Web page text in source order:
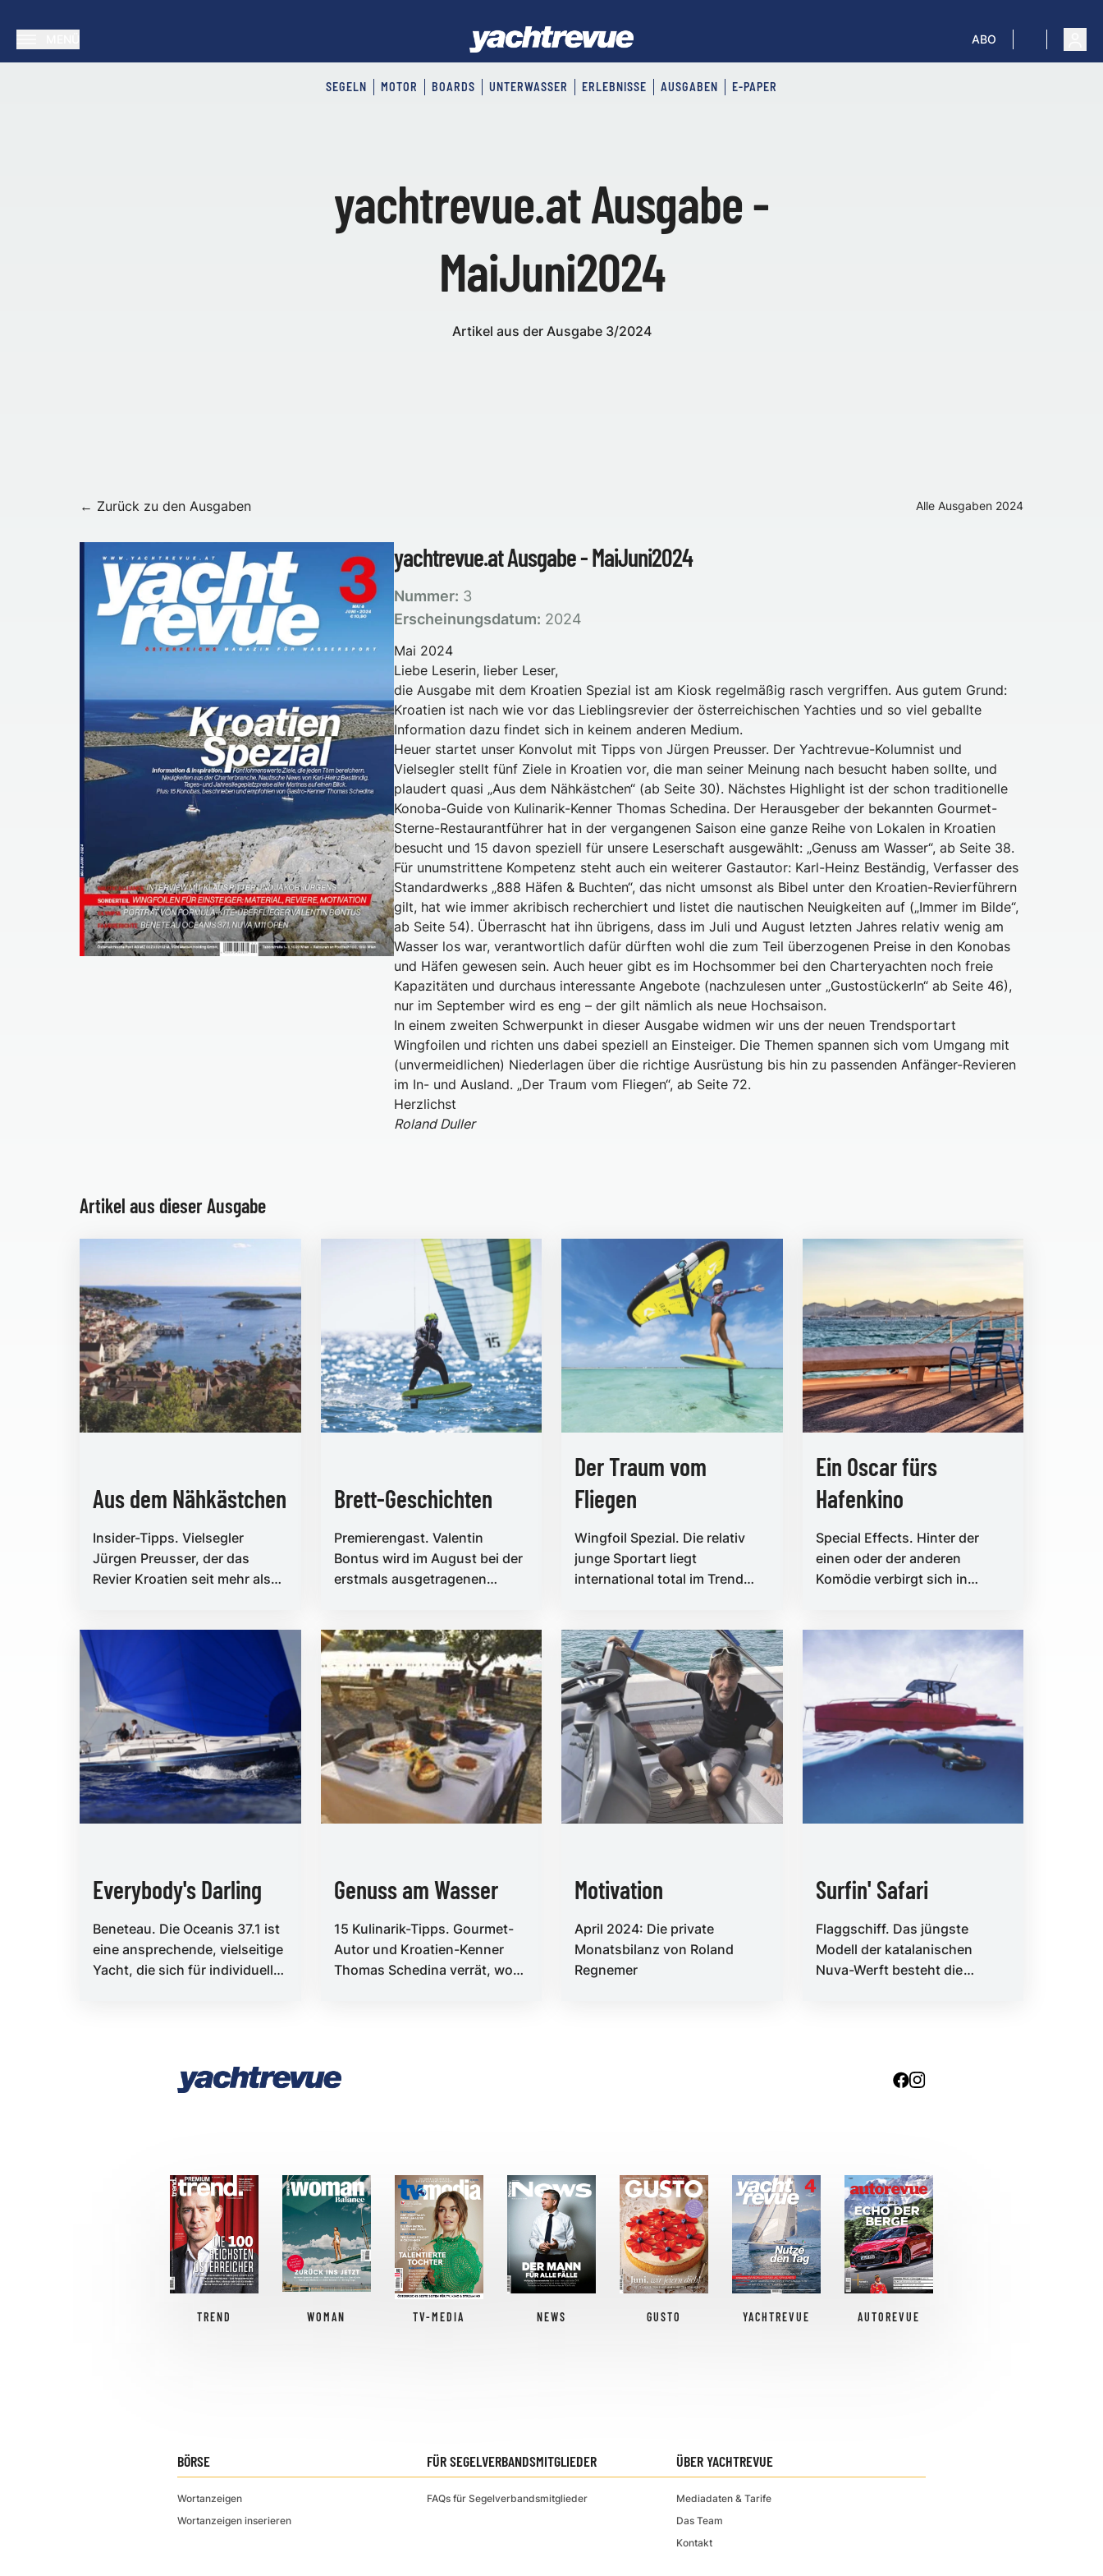
ABO
SEGELN MOTOR BOARDS UNTERWASSER ERLEBNISSE AUSGABEN E-PAPER
yachtrevue.at Ausgabe -
MaiJuni2024
Artikel aus der Ausgabe 3/2024
← Zurück zu den Ausgaben Alle Ausgaben 2024
yachtrevue.at Ausgabe - MaiJuni2024
Nummer: 3
Erscheinungsdatum: 2024
Mai 2024
Liebe Leserin, lieber Leser,
die Ausgabe mit dem Kroatien Spezial ist am Kiosk regelmäßig rasch vergriffen. Aus gutem Grund:
Kroatien ist nach wie vor das Lieblingsrevier der österreichischen Yachties und so viel geballte
Information dazu findet sich in keinem anderen Medium.
Heuer startet unser Konvolut mit Tipps von Jürgen Preusser. Der Yachtrevue-Kolumnist und
Vielsegler stellt fünf Ziele in Kroatien vor, die man seiner Meinung nach besucht haben sollte, und
plaudert quasi „Aus dem Nähkästchen“ (ab Seite 30). Nächstes Highlight ist der schon traditionelle
Konoba-Guide von Kulinarik-Kenner Thomas Schedina. Der Herausgeber der bekannten Gourmet-
Sterne-Restaurantführer hat in der vergangenen Saison eine ganze Reihe von Lokalen in Kroatien
besucht und 15 davon speziell für unsere Leserschaft ausgewählt: „Genuss am Wasser“, ab Seite 38.
Für unumstrittene Kompetenz steht auch ein weiterer Gastautor: Karl-Heinz Beständig, Verfasser des
Standardwerks „888 Häfen & Buchten“, das nicht umsonst als Bibel unter den Kroatien-Revierführern
gilt, hat wie immer akribisch recherchiert und listet die nautischen Neuigkeiten auf („Immer im Bilde“,
ab Seite 54). Überrascht hat ihn übrigens, dass im Juli und August letzten Jahres relativ wenig am
Wasser los war, verantwortlich dafür dürften wohl die zum Teil überzogenen Preise in den Konobas
und Häfen gewesen sein. Auch heuer gibt es im Hochsommer bei den Charteryachten noch freie
Kapazitäten und durchaus interessante Angebote (nachzulesen unter „Gustostückerln“ ab Seite 46),
nur im September wird es eng – der gilt nämlich als neue Hochsaison.
In einem zweiten Schwerpunkt in dieser Ausgabe widmen wir uns der neuen Trendsportart
Wingfoilen und richten uns dabei speziell an Einsteiger. Die Themen spannen sich vom Umgang mit
(unvermeidlichen) Niederlagen über die richtige Ausrüstung bis hin zu passenden Anfänger-Revieren
im In- und Ausland. „Der Traum vom Fliegen“, ab Seite 72.
Herzlichst
Roland Duller
Artikel aus dieser Ausgabe
Aus dem Nähkästchen
Insider-Tipps. Vielsegler
Jürgen Preusser, der das
Revier Kroatien seit mehr als
Brett-Geschichten
Premierengast. Valentin
Bontus wird im August bei der
erstmals ausgetragenen
Der Traum vom
Fliegen
Wingfoil Spezial. Die relativ
junge Sportart liegt
international total im Trend
...
Ein Oscar fürs
Hafenkino
Special Effects. Hinter der
einen oder der anderen
Komödie verbirgt sich in
Everybody's Darling
Beneteau. Die Oceanis 37.1 ist
eine ansprechende, vielseitige
Yacht, die sich für individuelle
Genuss am Wasser
15 Kulinarik-Tipps. Gourmet-
Autor und Kroatien-Kenner
Thomas Schedina verrät, wo
Motivation
April 2024: Die private
Monatsbilanz von Roland
Regnemer
Surfin' Safari
Flaggschiff. Das jüngste
Modell der katalanischen
Nuva-Werft besteht die
TREND WOMAN TV-MEDIA NEWS GUSTO YACHTREVUE AUTOREVUE
BÖRSE
Wortanzeigen
Wortanzeigen inserieren
FÜR SEGELVERBANDSMITGLIEDER
FAQs für Segelverbandsmitglieder
ÜBER YACHTREVUE
Mediadaten & Tarife
Das Team
Kontakt